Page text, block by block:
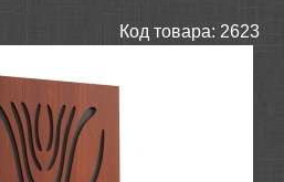
Код товара: 2623